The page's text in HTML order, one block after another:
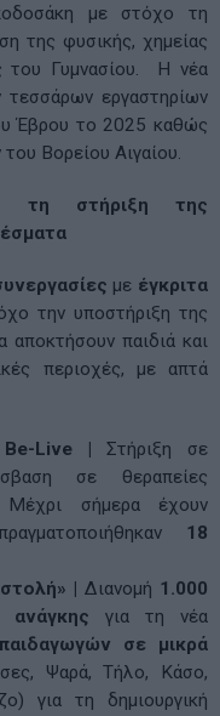
με στόχο τη
της φυσικής, χημείας
του Γυμνασίου. Η νέα
εργαστηρίων
Έβρου το 2025 καθώς
Βορείου Αιγαίου.
τη στήριξη της
με έγκριτα
την υποστήριξη της
παιδιά και
περιοχές, με απτά
Live | Στήριξη σε
σε θεραπείες
Μέχρι σήμερα έχουν
18
| Διανομή 1.000
για τη νέα
σε μικρά
Ψαρά, Τήλο, Κάσο,
για τη δημιουργική